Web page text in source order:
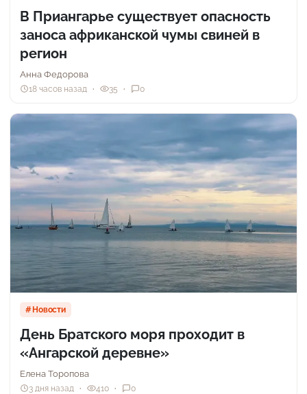
В Приангарье существует опасность
заноса африканской чумы свиней в
регион
Анна Федорова
18 часов назад 35 0
Новости
День Братского моря проходит в
«Ангарской деревне»
Елена Торопова
3 дня назад 410 0